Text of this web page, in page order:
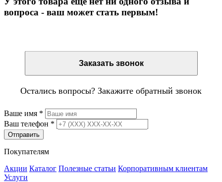
вопроса - ваш может стать первым!
Заказать звонок
Остались вопросы? Закажите обратный звонок
Ваше имя *
Ваш телефон *
Отправить
Покупателям
Акции Каталог Полезные статьи Корпоративным клиентам
Услуги